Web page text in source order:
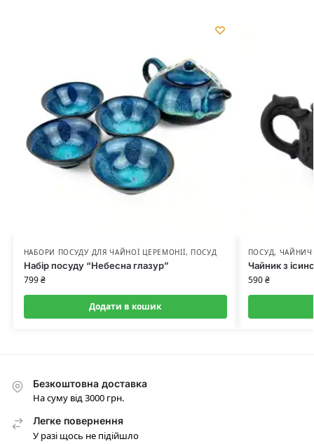
НАБОРИ ПОСУДУ ДЛЯ ЧАЙНОЇ ЦЕРЕМОНІЇ, ПОСУД
Набір посуду “Небесна глазур”
799₴
Додати в кошик
ПОСУД,
Чайник з
590₴
Безкоштовна доставка
На суму від 3000 грн.
Легке повернення
У разі щось не підійшло